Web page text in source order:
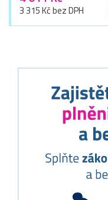
3 315 Kč bez DPH